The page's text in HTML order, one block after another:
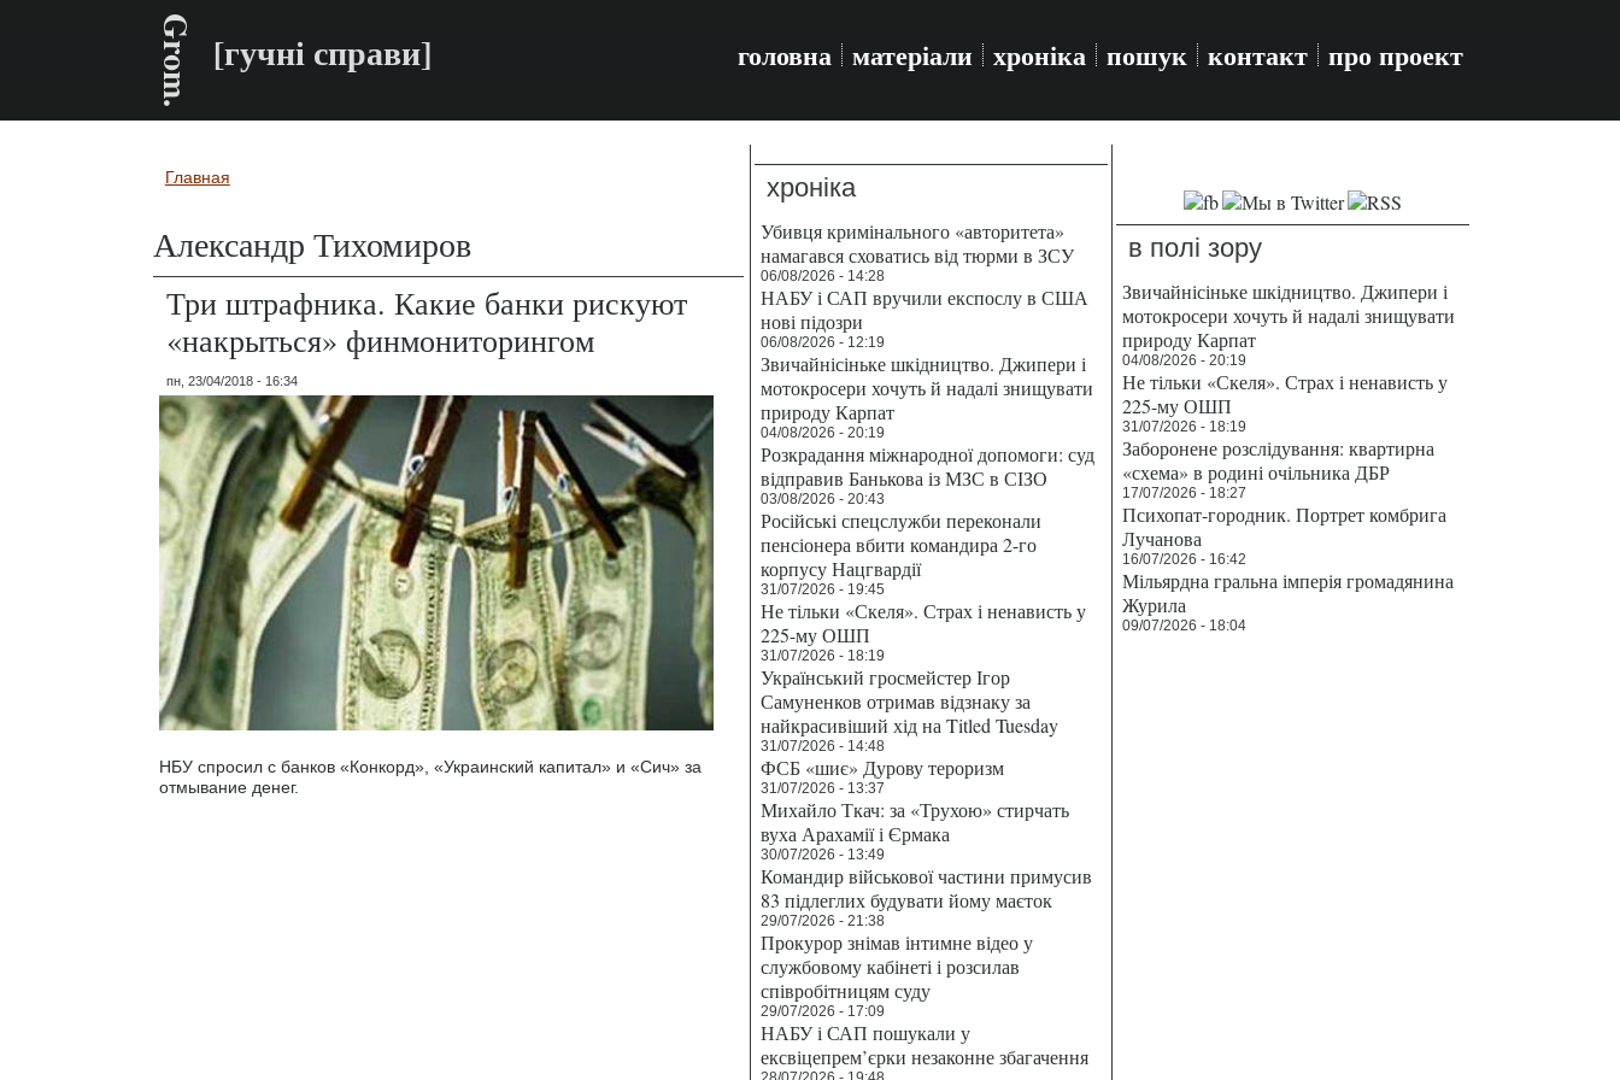
Grom. [гучні справи] головна матеріали хроніка пошук контакт про проект
Вы здесь
Главная
Александр Тихомиров
Три штрафника. Какие банки рискуют
«накрыться» финмониторингом
пн, 23/04/2018 - 16:34
НБУ спросил с банков «Конкорд», «Украинский капитал» и «Сич» за
отмывание денег.
хроніка
Убивця кримінального «авторитета»
намагався сховатись від тюрми в ЗСУ
06/08/2026 - 14:28
НАБУ і САП вручили експослу в США
нові підозри
06/08/2026 - 12:19
Звичайнісіньке шкідництво. Джипери і
мотокросери хочуть й надалі знищувати
природу Карпат
04/08/2026 - 20:19
Розкрадання міжнародної допомоги: суд
відправив Банькова із МЗС в СІЗО
03/08/2026 - 20:43
Російські спецслужби переконали
пенсіонера вбити командира 2-го
корпусу Нацгвардії
31/07/2026 - 19:45
Не тільки «Скеля». Страх і ненависть у
225-му ОШП
31/07/2026 - 18:19
Український гросмейстер Ігор
Самуненков отримав відзнаку за
найкрасивіший хід на Titled Tuesday
31/07/2026 - 14:48
ФСБ «шиє» Дурову тероризм
31/07/2026 - 13:37
Михайло Ткач: за «Трухою» стирчать
вуха Арахамії і Єрмака
30/07/2026 - 13:49
Командир військової частини примусив
83 підлеглих будувати йому маєток
29/07/2026 - 21:38
Прокурор знімав інтимне відео у
службовому кабінеті і розсилав
співробітницям суду
29/07/2026 - 17:09
НАБУ і САП пошукали у
ексвіцепрем’єрки незаконне збагачення
в полі зору
Звичайнісіньке шкідництво. Джипери і
мотокросери хочуть й надалі знищувати
природу Карпат
04/08/2026 - 20:19
Не тільки «Скеля». Страх і ненависть у
225-му ОШП
31/07/2026 - 18:19
Заборонене розслідування: квартирна
«схема» в родині очільника ДБР
17/07/2026 - 18:27
Психопат-городник. Портрет комбрига
Лучанова
16/07/2026 - 16:42
Мільярдна гральна імперія громадянина
Журила
09/07/2026 - 18:04